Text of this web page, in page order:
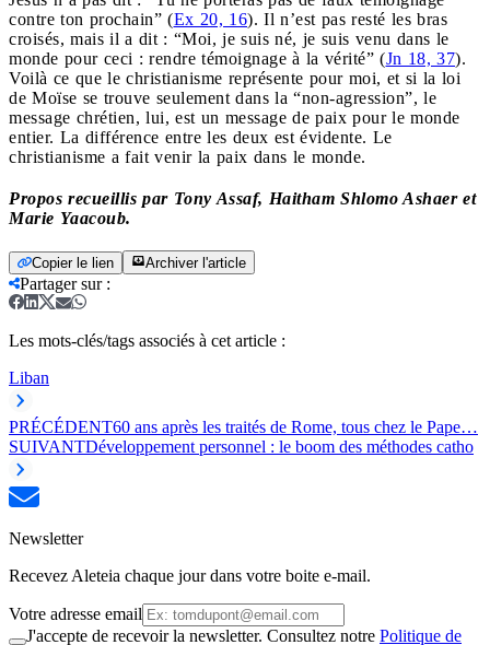
contre ton prochain” (Ex 20, 16). Il n’est pas resté les bras
croisés, mais il a dit : “Moi, je suis né, je suis venu dans le
monde pour ceci : rendre témoignage à la vérité” (Jn 18, 37).
Voilà ce que le christianisme représente pour moi, et si la loi
de Moïse se trouve seulement dans la “non-agression”, le
message chrétien, lui, est un message de paix pour le monde
entier. La différence entre les deux est évidente. Le
christianisme a fait venir la paix dans le monde.
Propos recueillis par Tony Assaf, Haitham Shlomo Ashaer et
Marie Yaacoub.
Copier le lien Archiver l'article
Partager sur:
Les mots-clés/tags associés à cet article :
Liban
PRÉCÉDENT60 ans après les traités de Rome, tous chez le Pape…
SUIVANTDéveloppement personnel : le boom des méthodes catho
Newsletter
Recevez Aleteia chaque jour dans votre boite e-mail.
Votre adresse email
J'accepte de recevoir la newsletter. Consultez notre Politique de